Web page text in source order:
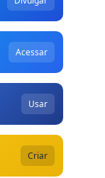
Acessar
Usar
Criar